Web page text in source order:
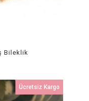
Bileklik
Ücretsiz Kargo